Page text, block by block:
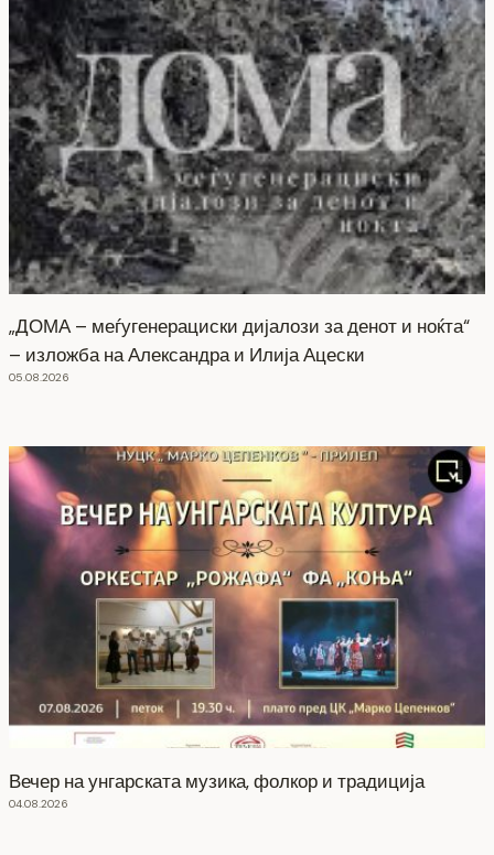
„ДОМА – меѓугенерациски дијалози за денот и ноќта“
– изложба на Александра и Илија Ацески
05.08.2026
Вечер на унгарската музика, фолкор и традиција
04.08.2026